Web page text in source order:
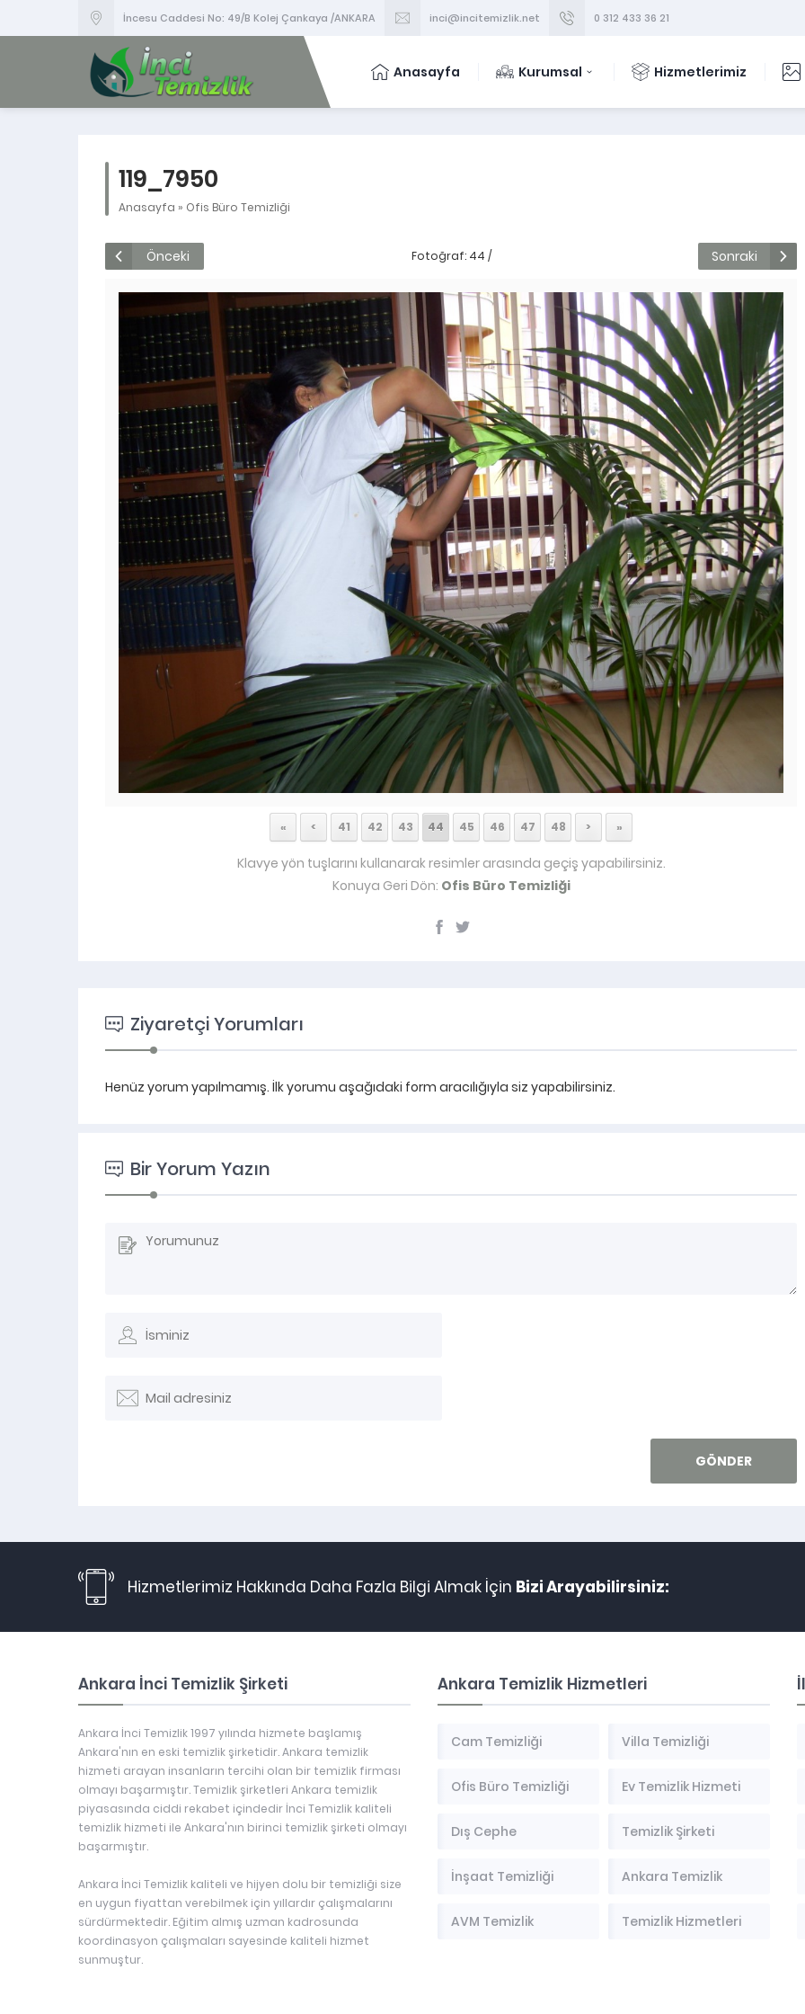
İncesu Caddesi No: 49/B Kolej Çankaya /ANKARA inci@incitemizlik.net 0 312 433 36 21
Anasayfa Kurumsal Hizmetlerimiz
119_7950
Anasayfa » Ofis Büro Temizliği
Önceki
Fotoğraf: 44 /
Sonraki
« < 41 42 43 44 45 46 47 48 > »
Klavye yön tuşlarını kullanarak resimler arasında geçiş yapabilirsiniz.
Konuya Geri Dön: Ofis Büro Temizliği
Ziyaretçi Yorumları
Henüz yorum yapılmamış. İlk yorumu aşağıdaki form aracılığıyla siz yapabilirsiniz.
Bir Yorum Yazın
Hizmetlerimiz Hakkında Daha Fazla Bilgi Almak İçin Bizi Arayabilirsiniz:
Ankara İnci Temizlik Şirketi
Ankara İnci Temizlik 1997 yılında hizmete başlamış
Ankara'nın en eski temizlik şirketidir. Ankara temizlik
hizmeti arayan insanların tercihi olan bir temizlik firması
olmayı başarmıştır. Temizlik şirketleri Ankara temizlik
piyasasında ciddi rekabet içindedir İnci Temizlik kaliteli
temizlik hizmeti ile Ankara'nın birinci temizlik şirketi olmayı
başarmıştır.
Ankara İnci Temizlik kaliteli ve hijyen dolu bir temizliği size
en uygun fiyattan verebilmek için yıllardır çalışmalarını
sürdürmektedir. Eğitim almış uzman kadrosunda
koordinasyon çalışmaları sayesinde kaliteli hizmet
sunmuştur.
Ankara Temizlik Hizmetleri
Cam Temizliği Villa Temizliği
Ofis Büro Temizliği Ev Temizlik Hizmeti
Dış Cephe Temizlik Şirketi
İnşaat Temizliği Ankara Temizlik
AVM Temizlik Temizlik Hizmetleri